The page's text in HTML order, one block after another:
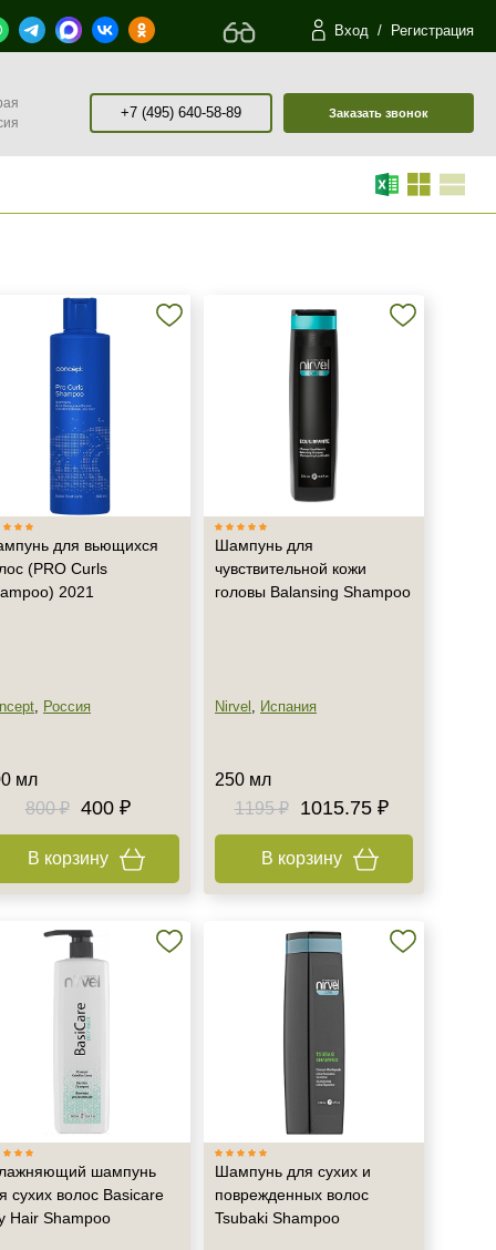
Вход / Регистрация
+7 (495) 640-58-89 Заказать звонок
для вьющихся
(PRO Curls
2021
, Россия
мл
800 ₽
400 ₽
В корзину
Шампунь для
чувствительной кожи
головы Balansing Shampoo
Nirvel , Испания
250 мл
1195 ₽
1015.75 ₽
В корзину
шампунь
сухих волос Basicare
Hair Shampoo
Шампунь для сухих и
поврежденных волос
Tsubaki Shampoo